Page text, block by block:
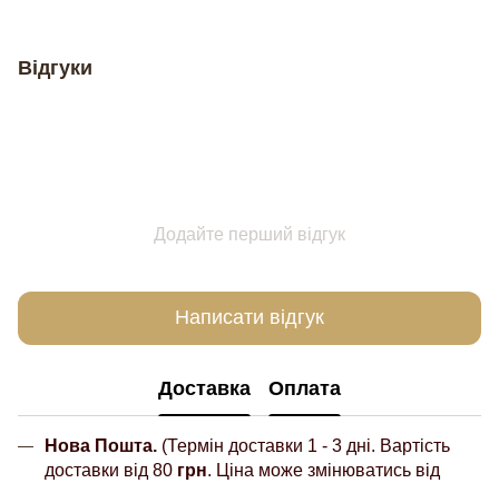
Відгуки
Додайте перший відгук
Написати відгук
Доставка Оплата
Нова Пошта. (Термін доставки 1 - 3 дні. Вартість
доставки від 80 грн. Ціна може змінюватись від